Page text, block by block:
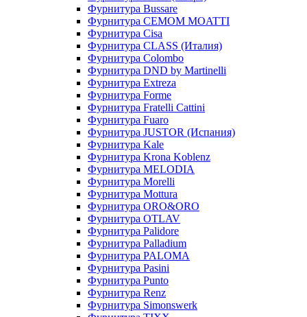
Фурнитура Bussare
Фурнитура CEMOM MOATTI
Фурнитура Cisa
Фурнитура CLASS (Италия)
Фурнитура Colombo
Фурнитура DND by Martinelli
Фурнитура Extreza
Фурнитура Forme
Фурнитура Fratelli Cattini
Фурнитура Fuaro
Фурнитура JUSTOR (Испания)
Фурнитура Kale
Фурнитура Krona Koblenz
Фурнитура MELODIA
Фурнитура Morelli
Фурнитура Mottura
Фурнитура ORO&ORO
Фурнитура OTLAV
Фурнитура Palidore
Фурнитура Palladium
Фурнитура PALOMA
Фурнитура Pasini
Фурнитура Punto
Фурнитура Renz
Фурнитура Simonswerk